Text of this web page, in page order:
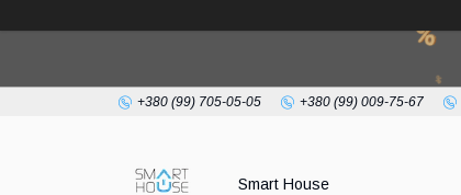
+380 (99) 705-05-05 +380 (99) 009-75-67
Smart House